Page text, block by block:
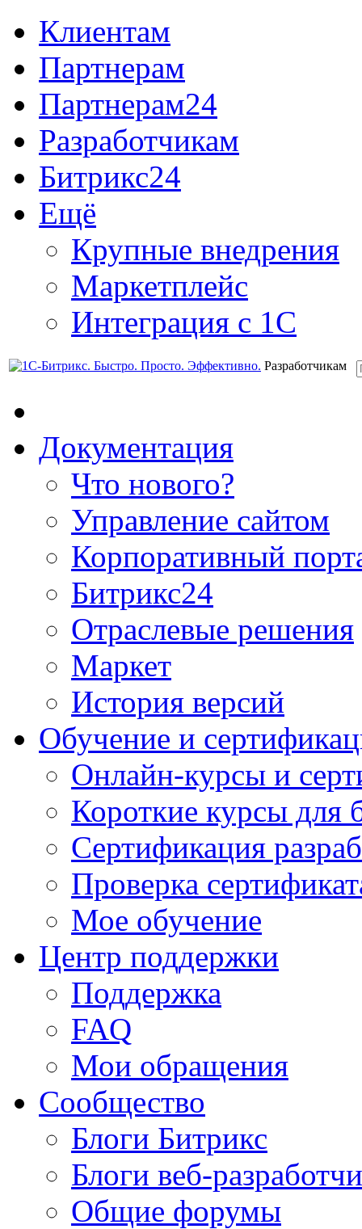
Клиентам
Партнерам
Партнерам24
Разработчикам
Битрикс24
Ещё
Крупные внедрения
Маркетплейс
Интеграция с 1С
Разработчикам
Документация
Что нового?
Управление сайтом
Корпоративный
Битрикс24
Отраслевые решения
Маркет
История версий
Обучение и
Онлайн-курсы и
Короткие курсы для
Сертификация
Проверка
Мое обучение
Центр поддержки
Поддержка
FAQ
Мои обращения
Сообщество
Блоги Битрикс
Блоги веб-
Общие форумы